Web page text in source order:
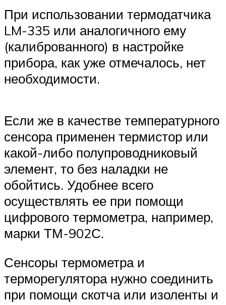
При использовании термодатчика
LM-335 или аналогичного ему
(калиброванного) в настройке
прибора, как уже отмечалось, нет
необходимости.
Если же в качестве температурного
сенсора применен термистор или
какой-либо полупроводниковый
элемент, то без наладки не
обойтись. Удобнее всего
осуществлять ее при помощи
цифрового термометра, например,
марки ТМ-902С.
Сенсоры термометра и
терморегулятора нужно соединить
при помощи скотча или изоленты и